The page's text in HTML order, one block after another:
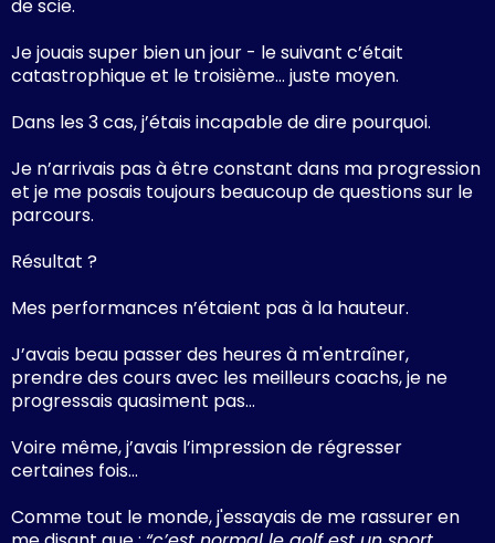
de scie.
Je jouais super bien un jour - le suivant c’était
catastrophique et le troisième… juste moyen.
Dans les 3 cas, j’étais incapable de dire pourquoi.
Je n’arrivais pas à être constant dans ma progression
et je me posais toujours beaucoup de questions sur le
parcours.
Résultat ?
Mes performances n’étaient pas à la hauteur.
J’avais beau passer des heures à m'entraîner,
prendre des cours avec les meilleurs coachs, je ne
progressais quasiment pas…
Voire même, j’avais l’impression de régresser
certaines fois…
Comme tout le monde, j'essayais de me rassurer en